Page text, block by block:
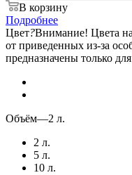
В корзину
Подробнее
Цвет?Внимание! Цвета
от приведенных из-за
предназначены только
Объём—2 л.
2 л.
5 л.
10 л.